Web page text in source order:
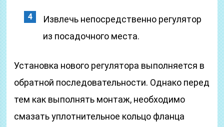
Извлечь непосредственно регулятор
из посадочного места.
Установка нового регулятора выполняется в
обратной последовательности. Однако перед
тем как выполнять монтаж, необходимо
смазать уплотнительное кольцо фланца